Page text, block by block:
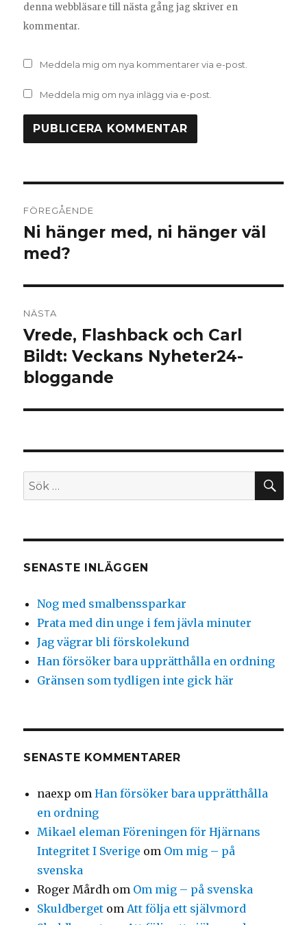
denna webbläsare till nästa gång jag skriver en
kommentar.
Meddela mig om nya kommentarer via e-post.
Meddela mig om nya inlägg via e-post.
FÖREGÅENDE
Föregående
inlägg:
Ni hänger med, ni hänger väl
med?
NÄSTA
Nästa
inlägg:
Vrede, Flashback och Carl
Bildt: Veckans Nyheter24-
bloggande
Sök
efter:
SENASTE INLÄGGEN
Nog med smalbenssparkar
Prata med din unge i fem jävla minuter
Jag vägrar bli förskolekund
Han försöker bara upprätthålla en ordning
Gränsen som tydligen inte gick här
SENASTE KOMMENTARER
naexp omHan försöker bara upprätthålla
en ordning
Mikael eleman Föreningen för Hjärnans
Integritet I Sverige om Om mig – på
svenska
Roger Mårdh om Om mig – på svenska
Skuldberget om Att följa ett självmord